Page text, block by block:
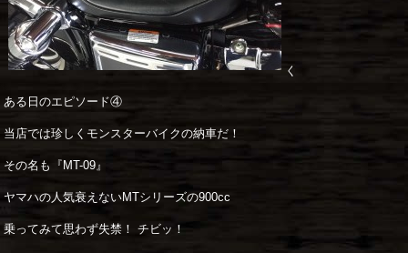
く
ある日のエピソード④
当店では珍しくモンスターバイクの納車だ！
その名も『MT-09』
ヤマハの人気衰えないMTシリーズの900cc
乗ってみて思わず失禁！ チビッ！